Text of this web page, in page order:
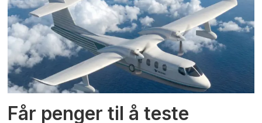
Får penger til å teste